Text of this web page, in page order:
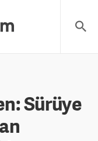
Sürüye